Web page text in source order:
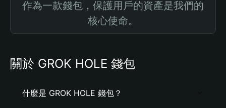
作為一款錢包，保護用戶的資產是我們的
核心使命。
關於 GROK HOLE 錢包
什麼是 GROK HOLE 錢包？